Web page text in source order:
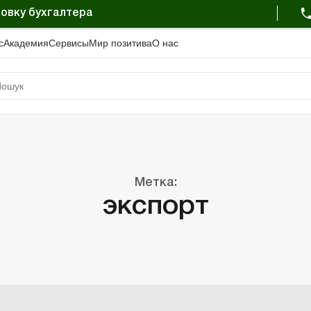
бухгалтера
АкадемияСервисыМир позитиваО нас
Метка:
экспорт